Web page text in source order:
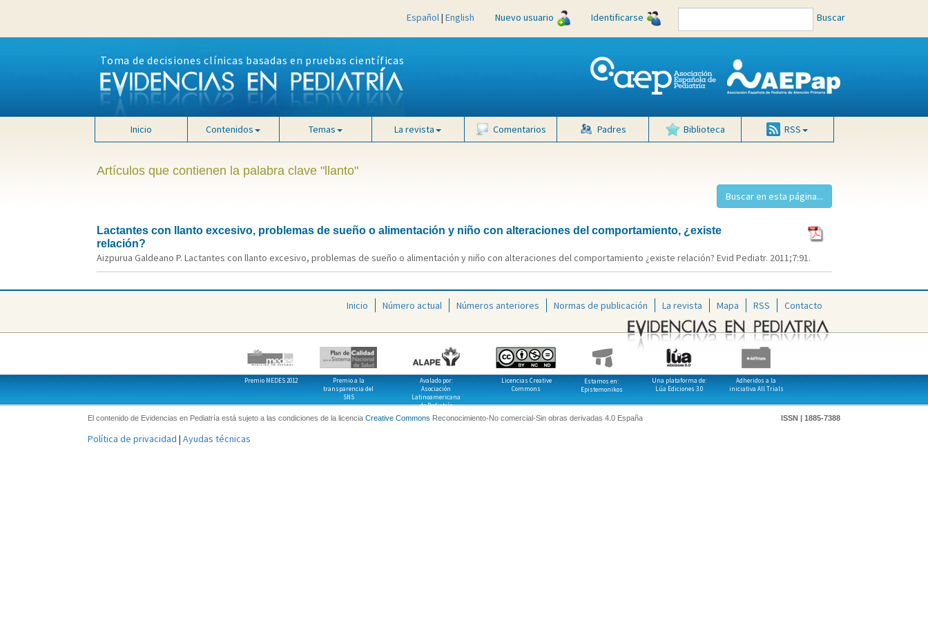
Español| English Nuevo usuario Identificarse Buscar
Toma de decisiones clínicas basadas en pruebas científicas
Inicio Contenidos Temas La revista Comentarios Padres Biblioteca RSS
Artículos que contienen la palabra clave "llanto"
Lactantes con llanto excesivo, problemas de sueño o alimentación y niño con alteraciones del comportamiento, ¿existe
relación?
Aizpurua Galdeano P. Lactantes con llanto excesivo, problemas de sueño o alimentación y niño con alteraciones del comportamiento ¿existe relación? Evid Pediatr. 2011;7:91.
Inicio Número actual Números anteriores Normas de publicación La revista Mapa RSS Contacto
Premio MEDES 2012
Premio a la
transparencia del
SNS
Avalado por:
Asociación
Latinoamericana
de Pediatría
Licencias Creative
Commons
Estamos en:
Epistemonikos
Una plataforma de:
Lúa Ediciones 3.0
Adheridos a la
iniciativa All Trials
El contenido de Evidencias en Pediatría está sujeto a las condiciones de la licencia Creative Commons Reconocimiento-No comercial-Sin obras derivadas 4.0 España ISSN | 1885-7388
Política de privacidad | Ayudas técnicas